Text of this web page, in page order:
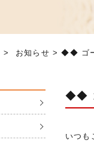
> お知らせ > ◆◆ ゴ
◆◆
いつも